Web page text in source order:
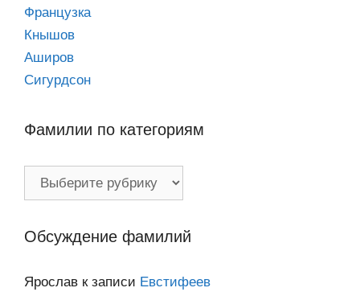
Французка
Кнышов
Аширов
Сигурдсон
Фамилии по категориям
Обсуждение фамилий
Ярослав к записи Евстифеев